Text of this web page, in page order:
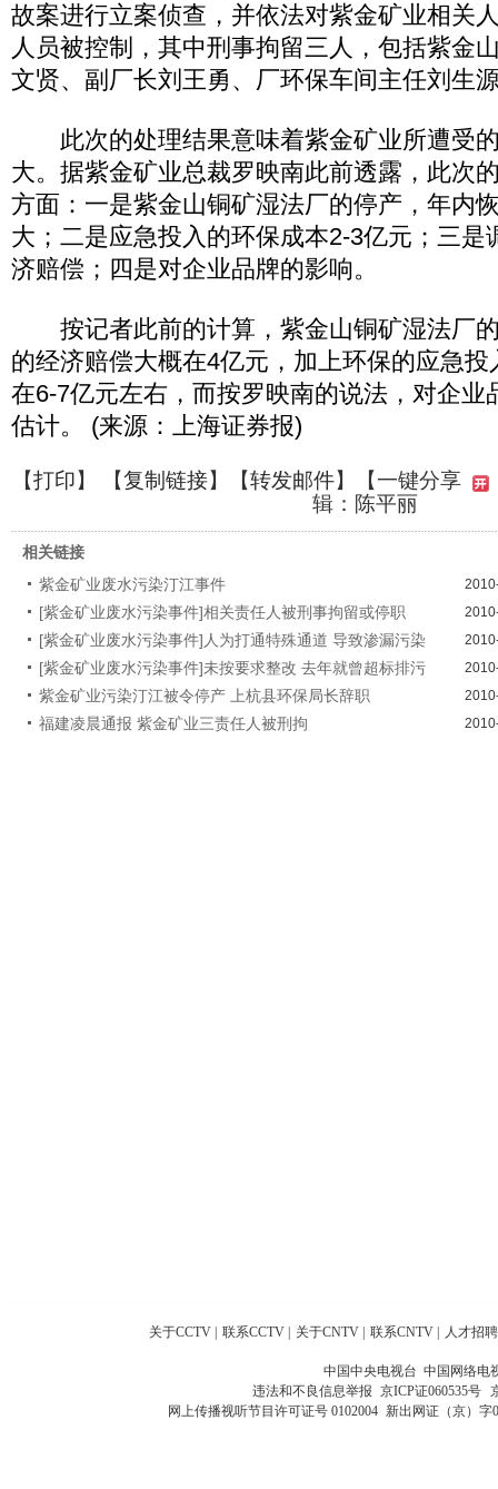
故案进行立案侦查，并依法对紫金矿业相关
人员被控制，其中刑事拘留三人，包括紫金
文贤、副厂长刘王勇、厂环保车间主任刘生
此次的处理结果意味着紫金矿业所遭受
大。据紫金矿业总裁罗映南此前透露，此次
方面：一是紫金山铜矿湿法厂的停产，年内
大；二是应急投入的环保成本2-3亿元；三是
济赔偿；四是对企业品牌的影响。
按记者此前的计算，紫金山铜矿湿法厂
的经济赔偿大概在4亿元，加上环保的应急
在6-7亿元左右，而按罗映南的说法，对企业
估计。 (来源：上海证券报)
【打印】 【复制链接】【转发邮件】
【一键分享
辑：陈平丽
相关链接
紫金矿业废水污染汀江事件
[紫金矿业废水污染事件]相关责任人被刑事拘留或停职
[紫金矿业废水污染事件]人为打通特殊通道 导致渗漏污染
[紫金矿业废水污染事件]未按要求整改 去年就曾超标排污
紫金矿业污染汀江被令停产 上杭县环保局长辞职
福建凌晨通报 紫金矿业三责任人被刑拘
关于CCTV 联系CCTV 关于CNTV 联系CNTV 人才招聘
中国中央电视台 中国网络电
违法和不良信息举报 京ICP证060535号
网上传播视听节目许可证号 0102004 新出网证（京）